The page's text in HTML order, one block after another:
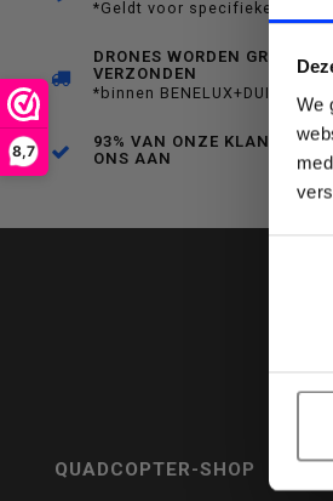
We
8,7
een
*Geldt voor specifieke
DRONES WORDEN GRATIS
VERZONDEN
*binnen BENELUX+DUITSLAND
93% VAN ONZE KLANTEN
ONS AAN
QUADCOPTER-SHOP